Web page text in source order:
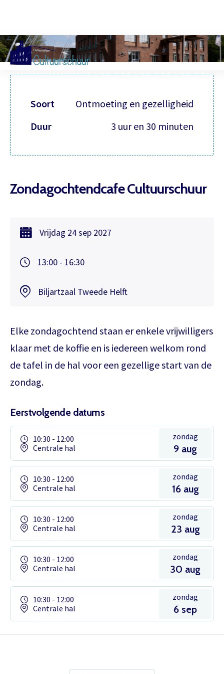
Inloggen
Zondagochtendcafe Cultuurschuur
Vrijdag 24 sep 2027
13:00 - 16:30
Biljartzaal Tweede Helft
Elke zondagochtend staan er enkele vrijwilligers
klaar met de koffie en is iedereen welkom rond
de tafel in de hal voor een gezellige start van de
zondag.
Eerstvolgende datums
10:30 - 12:00
Centrale hal
zondag
9 aug
10:30 - 12:00
Centrale hal
zondag
16 aug
10:30 - 12:00
Centrale hal
zondag
23 aug
10:30 - 12:00
Centrale hal
zondag
30 aug
10:30 - 12:00
Centrale hal
zondag
6 sep
Soort
Ontmoeting en gezelligheid
Duur
3 uur en 30 minuten